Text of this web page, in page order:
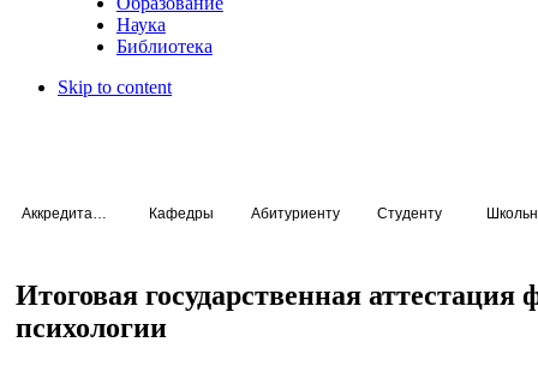
Наука
Библиотека
Skip to content
Кафедры Абитуриенту Студенту
Итоговая государственная
психологии